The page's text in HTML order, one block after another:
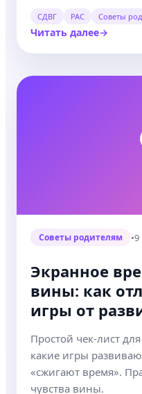
СДВГ РАС Советы
Читать далее
Советы родителям •9
Экранное
вины: как
игры от
Простой чек-лист
какие игры
«сжигают время».
чувства вины.